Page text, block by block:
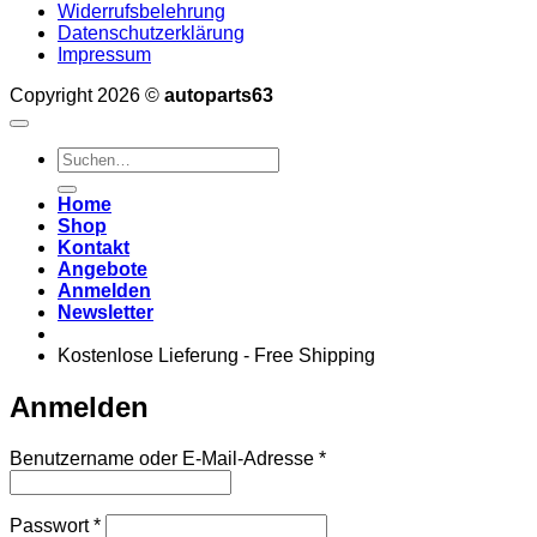
Widerrufsbelehrung
Datenschutzerklärung
Impressum
Copyright 2026 © autoparts63
Suchen
nach:
Home
Shop
Kontakt
Angebote
Anmelden
Newsletter
Kostenlose Lieferung - Free Shipping
Anmelden
Benutzername oder E-Mail-Adresse *Erforderlich
Passwort*Erforderlich